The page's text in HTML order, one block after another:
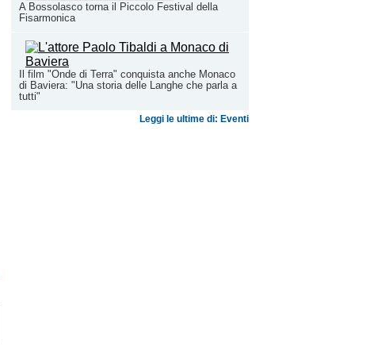
A Bossolasco torna il Piccolo Festival della
Fisarmonica
Il film "Onde di Terra" conquista anche Monaco
di Baviera: "Una storia delle Langhe che parla a
tutti"
Leggi le ultime di: Eventi